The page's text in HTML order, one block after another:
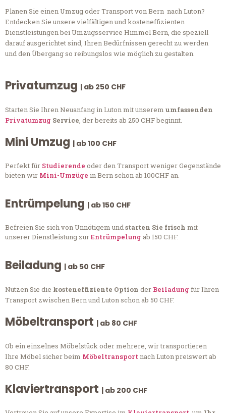
Planen Sie einen Umzug oder Transport von Bern nach Luton?
Entdecken Sie unsere vielfältigen und kosteneffizienten
Dienstleistungen bei Umzugsservice Himmel Bern, die speziell
darauf ausgerichtet sind, Ihren Bedürfnissen gerecht zu werden
und den Übergang so reibungslos wie möglich zu gestalten.
Privatumzug | ab 250 CHF
Starten Sie Ihren Neuanfang in Luton mit unserem umfassenden
Privatumzug Service, der bereits ab 250 CHF beginnt.
Mini Umzug | ab 100 CHF
Perfekt für Studierende oder den Transport weniger Gegenstände
bieten wir Mini-Umzüge in Bern schon ab 100CHF an.
Entrümpelung | ab 150 CHF
Befreien Sie sich von Unnötigem undstarten Sie frisch mit
unserer Dienstleistung zurEntrümpelung ab 150 CHF.
Beiladung | ab 50 CHF
Nutzen Sie die kosteneffiziente Option der Beiladung für Ihren
Transport zwischen Bern und Luton schon ab 50 CHF.
Möbeltransport | ab 80 CHF
Ob ein einzelnes Möbelstück oder mehrere, wir transportieren
Ihre Möbel sicher beim Möbeltransportnach Luton preiswert ab
80 CHF.
Klaviertransport | ab 200 CHF